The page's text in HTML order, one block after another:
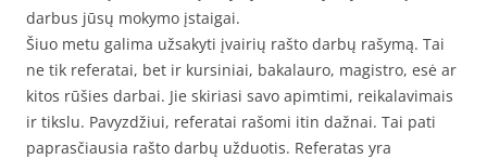
darbus jūsų mokymo įstaigai.
Šiuo metu galima užsakyti įvairių rašto darbų rašymą. Tai
ne tik referatai, bet ir kursiniai, bakalauro, magistro, esė ar
kitos rūšies darbai. Jie skiriasi savo apimtimi, reikalavimais
ir tikslu. Pavyzdžiui, referatai rašomi itin dažnai. Tai pati
paprasčiausia rašto darbų užduotis. Referatas yra